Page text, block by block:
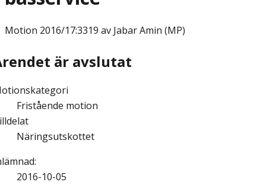
Motion 2016/17:3319 av Jabar Amin (MP)
är avslutat
Fristående motion
Näringsutskottet
:
2016-10-05